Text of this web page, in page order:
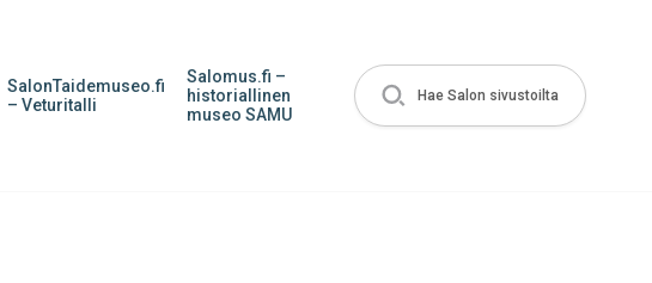
SalonTaidemuseo.fi
– Veturitalli
Salomus.fi –
historiallinen
museo SAMU
Hae Salon sivustoilta